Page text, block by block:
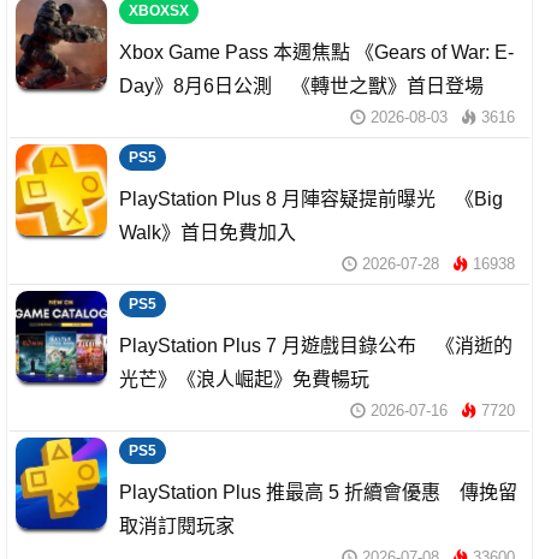
XBOXSX
Xbox Game Pass 本週焦點 《Gears of War: E-
Day》8月6日公測 《轉世之獸》首日登場
2026-08-03 3616
PS5
PlayStation Plus 8 月陣容疑提前曝光 《Big
Walk》首日免費加入
2026-07-28 16938
PS5
PlayStation Plus 7 月遊戲目錄公布 《消逝的
光芒》《浪人崛起》免費暢玩
2026-07-16 7720
PS5
PlayStation Plus 推最高 5 折續會優惠 傳挽留
取消訂閱玩家